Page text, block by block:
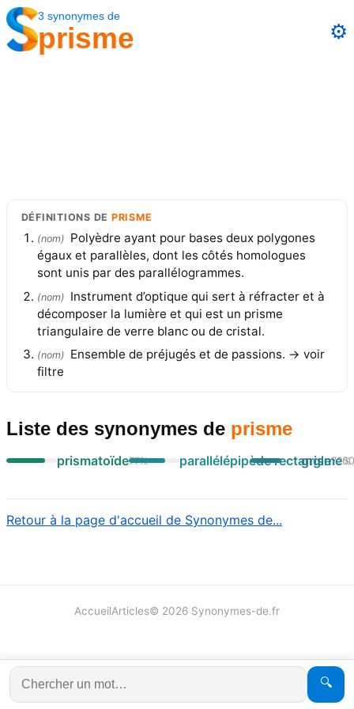
3 synonymes de
prisme ⚙️
DÉFINITIONS DE PRISME
(nom) Polyèdre ayant pour bases deux polygones
égaux et parallèles, dont les côtés homologues
sont unis par des parallélogrammes.
(nom) Instrument d’optique qui sert à réfracter et à
décomposer la lumière et qui est un prisme
triangulaire de verre blanc ou de cristal.
(nom) Ensemble de préjugés et de passions. → voir
filtre
Liste des synonymes de prisme
prismatoïde77% parallélépipède rectangle72%
grisme
Retour à la page d'accueil de Synonymes de...
🔍
AccueilArticles© 2026 Synonymes-de.fr